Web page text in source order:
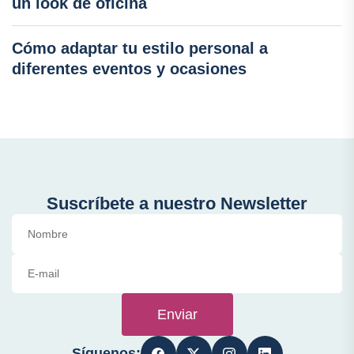
Cómo adaptar tu estilo personal a
diferentes eventos y ocasiones
Suscríbete a nuestro Newsletter
Enviar